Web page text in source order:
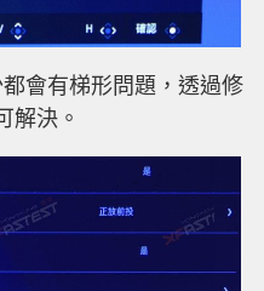
會有梯形問題，透過修
解決。